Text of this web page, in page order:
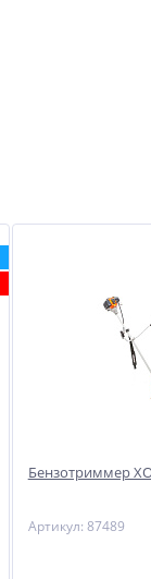
Бензотриммер
Артикул: 87489